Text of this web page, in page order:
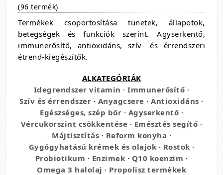
(96 termék)
Termékek csoportosítása tünetek, állapotok,
betegségek és funkciók szerint. Agyserkentő,
immunerősítő, antioxidáns, szív- és érrendszeri
étrend-kiegészítők.
ALKATEGÓRIÁK
Idegrendszer vitamin · Immunerősítő ·
Szív és érrendszer · Anyagcsere · Antioxidáns ·
Egészséges, szép bőr · Agyserkentő ·
Vércukorszint csökkentése · Emésztés segítő ·
Májtisztítás · Reform konyha ·
Gygógyhatású krémek és olajok · Rostok ·
Probiotikum · Enzimek · Q10 koenzim ·
Omega 3 halolaj · Propolisz termékek